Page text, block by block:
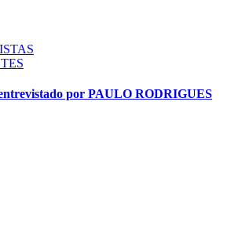
por PAULO RODRIGUES